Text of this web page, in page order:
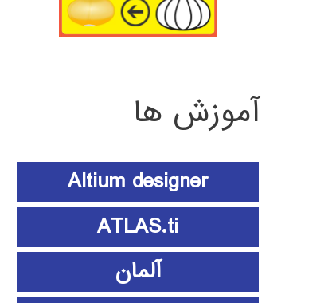
آموزش ها
Altium designer
ATLAS.ti
آلمان